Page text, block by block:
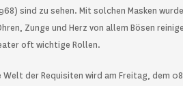
sind zu sehen. Mit solchen Masken
Zunge und Herz von allem Bösen
oft wichtige Rollen.
Welt der Requisiten wird am Freitag, dem